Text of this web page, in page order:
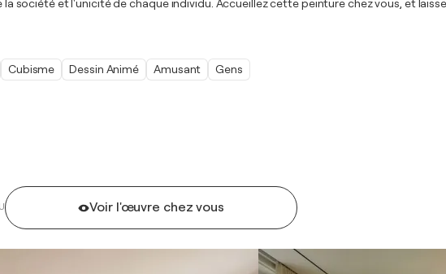
Voir l'œuvre chez vous
société et l'unicité de chaque individu. Accueillez cette peinture chez vous, et
Cubisme Dessin Animé Amusant Gens